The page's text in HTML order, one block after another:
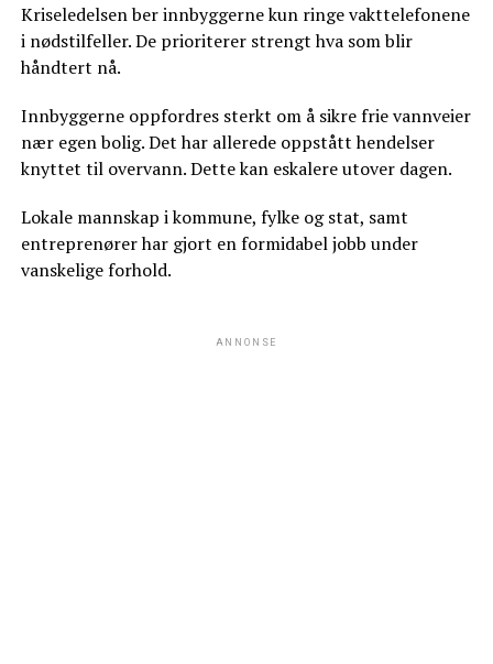
Kriseledelsen ber innbyggerne kun ringe vakttelefonene
i nødstilfeller. De prioriterer strengt hva som blir
håndtert nå.
Innbyggerne oppfordres sterkt om å sikre frie vannveier
nær egen bolig. Det har allerede oppstått hendelser
knyttet til overvann. Dette kan eskalere utover dagen.
Lokale mannskap i kommune, fylke og stat, samt
entreprenører har gjort en formidabel jobb under
vanskelige forhold.
ANNONSE